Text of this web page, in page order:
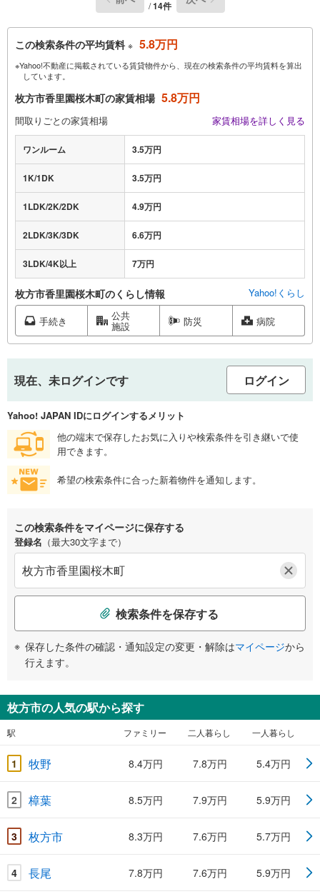
/14件
この検索条件の平均賃料 ※ 5.8万円
※Yahoo!不動産に掲載されている賃貸物件から、現在の検索条件の平均賃料を算出
しています。
枚方市香里園桜木町の家賃相場 5.8万円
間取りごとの家賃相場 家賃相場を詳しく見る
ワンルーム 3.5万円
1K/1DK 3.5万円
1LDK/2K/2DK 4.9万円
2LDK/3K/3DK 6.6万円
3LDK/4K以上 7万円
枚方市香里園桜木町のくらし情報 Yahoo!くらし
手続き 公共
施設 防災 病院
現在、未ログインです ログイン
Yahoo! JAPAN IDにログインするメリット
他の端末で保存したお気に入りや検索条件を引き継いで使
用できます。
希望の検索条件に合った新着物件を通知します。
この検索条件をマイページに保存する
登録名 （最大30文字まで）
検索条件を保存する
保存した条件の確認・通知設定の変更・解除はマイページから
行えます。
枚方市の人気の駅から探す
駅 ファミリー 二人暮らし 一人暮らし
1 牧野 8.4万円 7.8万円 5.4万円
2 樟葉 8.5万円 7.9万円 5.9万円
3 枚方市 8.3万円 7.6万円 5.7万円
4 長尾 7.8万円 7.6万円 5.9万円